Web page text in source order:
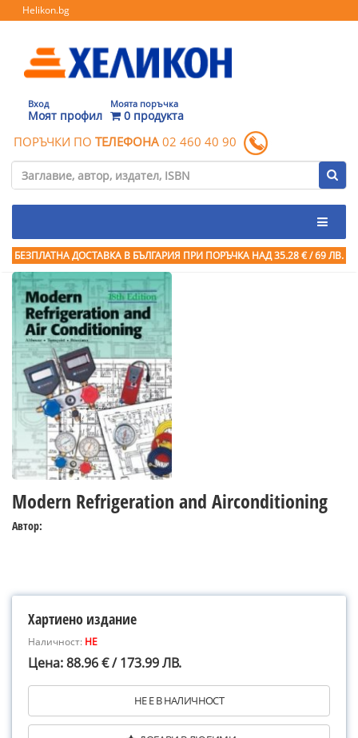
Helikon.bg
Вход
Моят профил
Моята поръчка
0 продукта
ПОРЪЧКИ ПО ТЕЛЕФОНА 02 460 40 90
БЕЗПЛАТНА ДОСТАВКА В БЪЛГАРИЯ ПРИ ПОРЪЧКА НАД 35.28 € / 69 ЛВ.
Modern Refrigeration and Airconditioning
Автор:
Хартиено издание
Наличност: НЕ
Цена: 88.96 € / 173.99 ЛВ.
НЕ Е В НАЛИЧНОСТ